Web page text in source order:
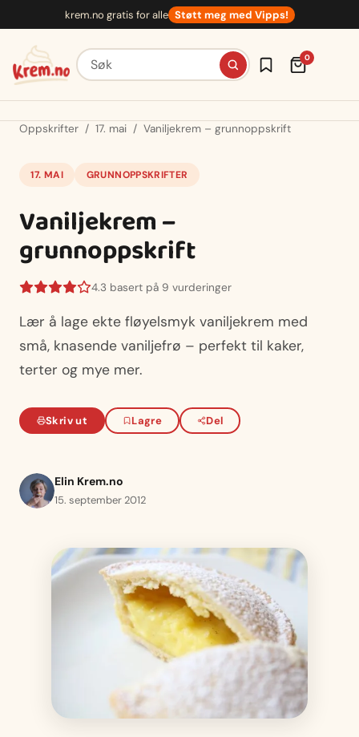
innhold
krem.no gratis for alle Støtt meg med Vipps!
Søk etter oppskrifter 0
Oppskrifter / 17. mai / Vaniljekrem – grunnoppskrift
17. MAI GRUNNOPPSKRIFTER
Vaniljekrem –
grunnoppskrift
4.3 basert på 9 vurderinger
Lær å lage ekte fløyelsmyk vaniljekrem med
små, knasende vaniljefrø – perfekt til kaker,
terter og mye mer.
Skriv ut Lagre Del
Elin Krem.no
15. september 2012